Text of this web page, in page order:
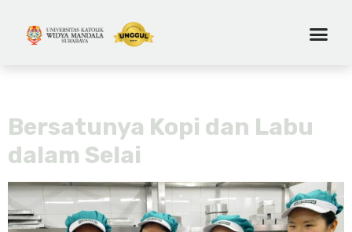
Bersatunya Kopi dan Labu
dalam Selai